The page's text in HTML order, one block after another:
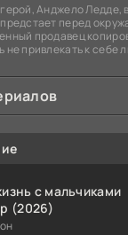
Анджело Ледде,
перед
продавец
не привлекать к себе
с мальчиками
(2026)